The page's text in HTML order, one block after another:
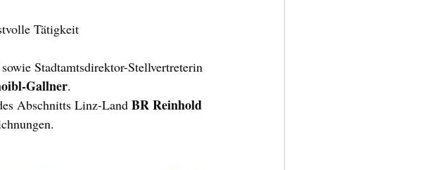
Tätigkeit
sowie Stadtamtsdirektor-Stellvertreterin
Gallner.
Abschnitts Linz-Land BR Reinhold